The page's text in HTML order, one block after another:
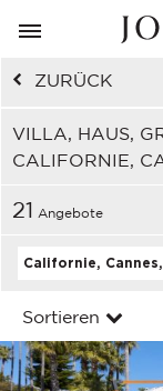
ZURÜCK
VILLA, HAUS,
CALIFORNIE,
21 Angebote
Californie,
Sortieren